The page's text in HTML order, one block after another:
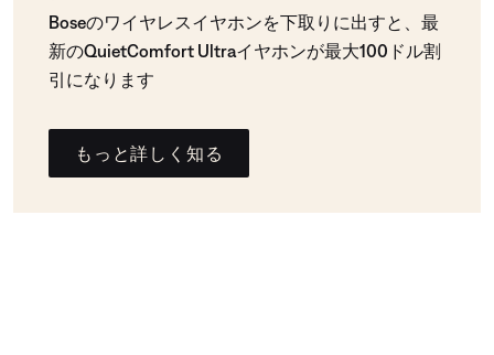
Boseのワイヤレスイヤホンを下取りに出すと、最
新のQuietComfort Ultraイヤホンが最大100ドル割
引になります
もっと詳しく知る